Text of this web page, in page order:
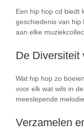
Een hip hop cd biedt
geschiedenis van hip
aan elke
De Diversiteit
Wat hip hop zo
voor elk wat wils in
meeslepende
Verzamelen